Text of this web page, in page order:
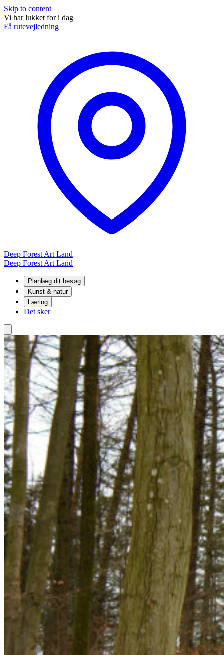
Skip to content
Vi har lukket for i dag
Få rutevejledning
Deep Forest Art Land
Deep Forest Art Land
Planlæg dit besøg
Kunst & natur
Læring
Det sker